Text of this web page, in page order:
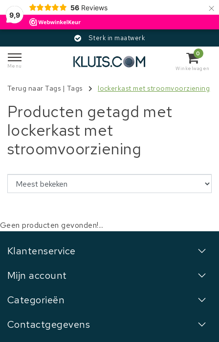
9,9
56 Reviews ×
Sterk in maatwerk
Menu
0
Winkelwagen
Terug naar Tags | Tags lockerkast met stroomvoorziening
Producten getagd met
lockerkast met
stroomvoorziening
Geen producten gevonden!...
Klantenservice
Mijn account
Categorieën
Contactgegevens